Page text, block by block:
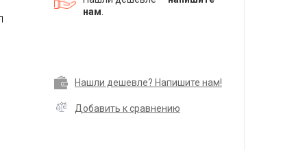
нам
Нашли дешевле? Напишите нам!
Добавить к сравнению